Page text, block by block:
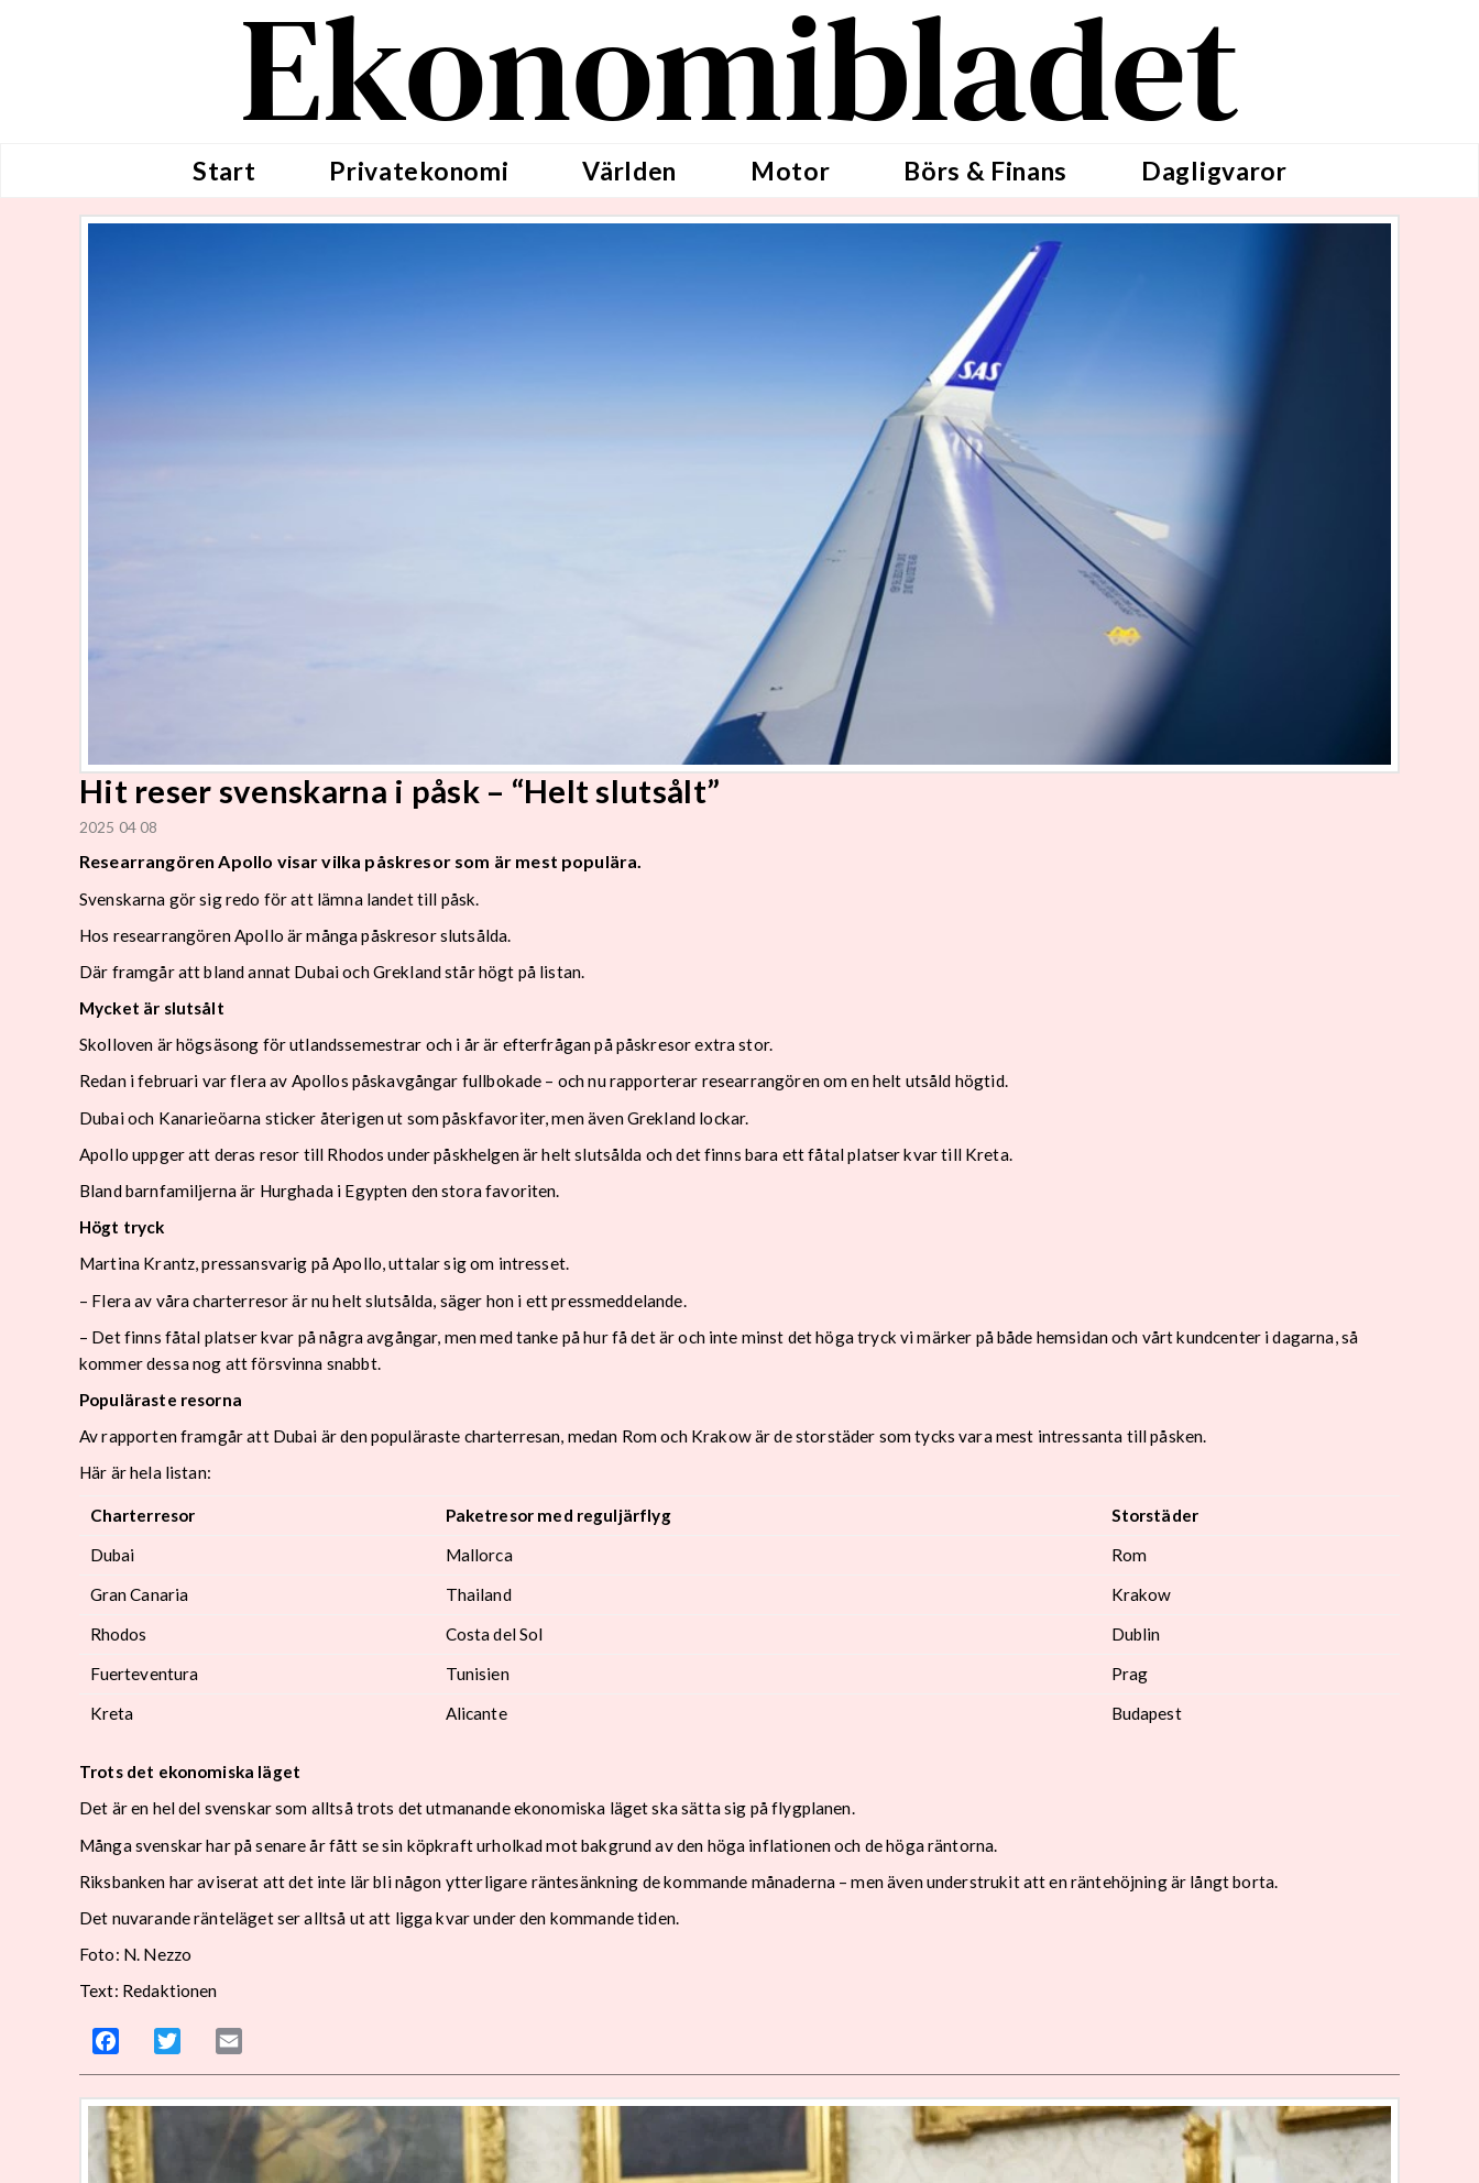
Ekonomibladet
Start Privatekonomi Världen Motor Börs & Finans Dagligvaror
Hit reser svenskarna i påsk – “Helt slutsålt”
2025 04 08
Researrangören Apollo visar vilka påskresor som är mest populära.
Svenskarna gör sig redo för att lämna landet till påsk.
Hos researrangören Apollo är många påskresor slutsålda.
Där framgår att bland annat Dubai och Grekland står högt på listan.
Mycket är slutsålt
Skolloven är högsäsong för utlandssemestrar och i år är efterfrågan på påskresor extra stor.
Redan i februari var flera av Apollos påskavgångar fullbokade – och nu rapporterar researrangören om en helt utsåld högtid.
Dubai och Kanarieöarna sticker återigen ut som påskfavoriter, men även Grekland lockar.
Apollo uppger att deras resor till Rhodos under påskhelgen är helt slutsålda och det finns bara ett fåtal platser kvar till Kreta.
Bland barnfamiljerna är Hurghada i Egypten den stora favoriten.
Högt tryck
Martina Krantz, pressansvarig på Apollo, uttalar sig om intresset.
– Flera av våra charterresor är nu helt slutsålda, säger hon i ett pressmeddelande.
– Det finns fåtal platser kvar på några avgångar, men med tanke på hur få det är och inte minst det höga tryck vi märker på både hemsidan och vårt kundcenter i dagarna, så
kommer dessa nog att försvinna snabbt.
Populäraste resorna
Av rapporten framgår att Dubai är den populäraste charterresan, medan Rom och Krakow är de storstäder som tycks vara mest intressanta till påsken.
Här är hela listan:
Charterresor Paketresor med reguljärflyg
Storstäder
Dubai
Mallorca
Rom
Gran Canaria
Thailand
Krakow
Rhodos
Costa del Sol
Dublin
Fuerteventura
Tunisien
Prag
Kreta
Alicante Budapest
Trots det ekonomiska läget
Det är en hel del svenskar som alltså trots det utmanande ekonomiska läget ska sätta sig på flygplanen.
Många svenskar har på senare år fått se sin köpkraft urholkad mot bakgrund av den höga inflationen och de höga räntorna.
Riksbanken har aviserat att det inte lär bli någon ytterligare räntesänkning de kommande månaderna – men även understrukit att en räntehöjning är långt borta.
Det nuvarande ränteläget ser alltså ut att ligga kvar under den kommande tiden.
Foto: N. Nezzo
Text: Redaktionen
Facebook Twitter